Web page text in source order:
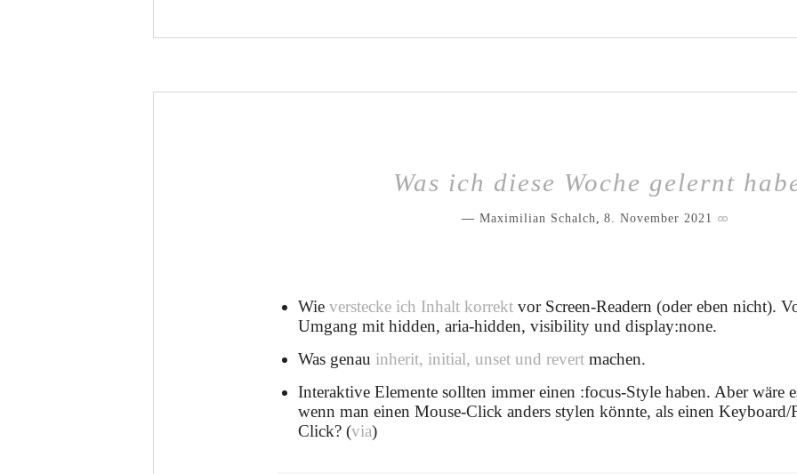
Was ich diese Woche gelernt
Maximilian Schalch, 8. November 2021
Wieverstecke ich Inhalt korrekt vor Screen-Readern (oder eben nicht).
Umgang mit hidden, aria-hidden, visibility und display:none.
Was genau inherit, initial, unset und revert machen.
Interaktive Elemente sollten immer einen :focus-Style haben. Aber wäre
wenn man einen Mouse-Click anders stylen könnte, als einen
Click? (via)